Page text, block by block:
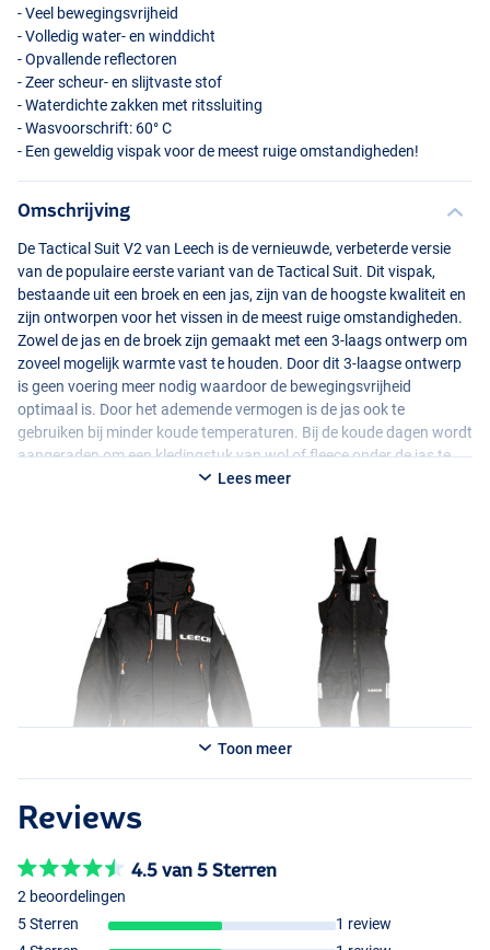
- Veel bewegingsvrijheid
- Volledig water- en winddicht
- Opvallende reflectoren
- Zeer scheur- en slijtvaste stof
- Waterdichte zakken met ritssluiting
- Wasvoorschrift: 60° C
- Een geweldig vispak voor de meest ruige omstandigheden!
Omschrijving
De Tactical Suit V2 van Leech is de vernieuwde, verbeterde versie
van de populaire eerste variant van de Tactical Suit. Dit vispak,
bestaande uit een broek en een jas, zijn van de hoogste kwaliteit en
zijn ontworpen voor het vissen in de meest ruige omstandigheden.
Zowel de jas en de broek zijn gemaakt met een 3-laags ontwerp om
zoveel mogelijk warmte vast te houden. Door dit 3-laagse ontwerp
is geen voering meer nodig waardoor de bewegingsvrijheid
optimaal is. Door het ademende vermogen is de jas ook te
gebruiken bij minder koude temperaturen. Bij de koude dagen wordt
aangeraden om een kledingstuk van wol of fleece onder de jas te
dragen. De broek en de jas zijn volledig water- en winddicht en
De jas heeft een extra hoge, met fleece gevoerde kraag en een
inklapbare capuchon. Daarnaast zit er een flap ter bescherming
van je gezicht bij koude temperaturen. De capuchon en jas zijn
voorzien van grote reflectoren. De buitenkant van de jas heeft vier
met fleece gevoerde zakken met luchtdichte ritssluiting.
De broek is een hoog model en is voorzien van bretels. Om tot de
ideale pasvorm te komen is de broek verstelbaar bij de taille. Ook de
broek is voorzien van grote, opvallende reflectoren. Aan de
voorkant zitten twee met fleece gevoerde zakken met waterdichte
Let op! Dit pakt valt redelijk ruim!
Lees meer
Toon meer
Reviews
4.5 van 5 Sterren
2 beoordelingen
5 Sterren
1 review